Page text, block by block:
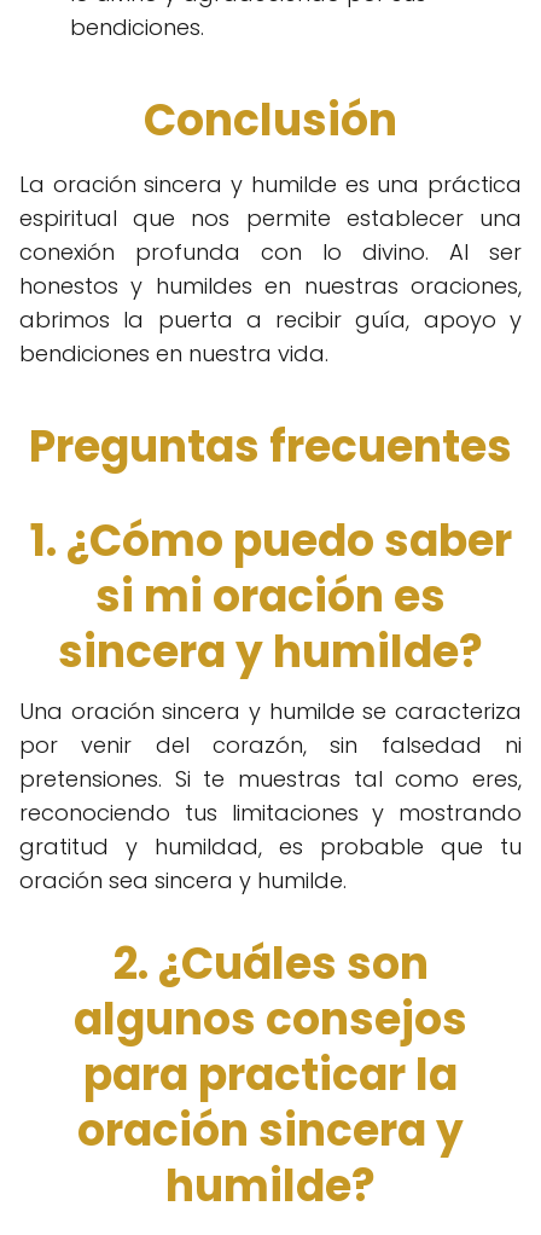
bendiciones.
Conclusión
La oración sincera y humilde es una práctica
espiritual que nos permite establecer una
conexión profunda con lo divino. Al ser
honestos y humildes en nuestras oraciones,
abrimos la puerta a recibir guía, apoyo y
bendiciones en nuestra vida.
Preguntas frecuentes
1. ¿Cómo puedo saber
si mi oración es
sincera y humilde?
Una oración sincera y humilde se caracteriza
por venir del corazón, sin falsedad ni
pretensiones. Si te muestras tal como eres,
reconociendo tus limitaciones y mostrando
gratitud y humildad, es probable que tu
oración sea sincera y humilde.
2. ¿Cuáles son
algunos consejos
para practicar la
oración sincera y
humilde?